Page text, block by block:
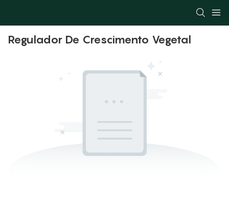
Regulador De Crescimento Vegetal